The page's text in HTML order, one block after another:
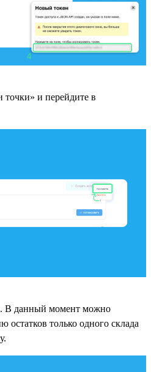
и перейдите в
В данный момент можно
остатков только одного склада